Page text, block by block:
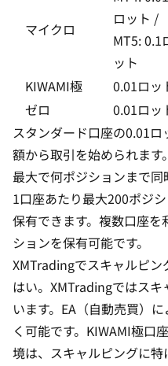
マイクロ
ロット /
MT5: 0.1
ット
KIWAMI極 0.01ロッ
ゼロ
0.01ロッ
スタンダード口座の0.01
額から取引を始められます。
最大で何ポジションまで同
1口座あたり最大200ポジ
保有できます。複数口座
ションを保有可能です。
XMTradingでスキャルピン
はい。XMTradingではスキ
います。EA（自動売買）
く可能です。KIWAMI極口
境は、スキャルピングに特